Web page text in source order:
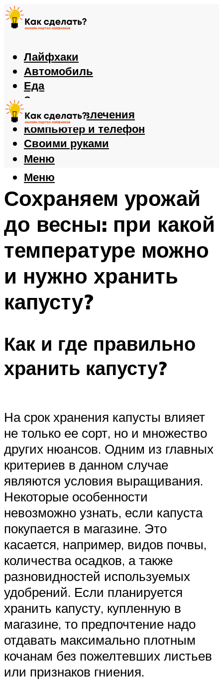
Лайфхаки
Автомобиль
Еда
Здоровье
Игры и развлечения
Компьютер и телефон
Своими руками
Меню
Меню
Сохраняем урожай
до весны: при какой
температуре можно
и нужно хранить
капусту?
Как и где правильно
хранить капусту?
На срок хранения капусты влияет
не только ее сорт, но и множество
других нюансов. Одним из главных
критериев в данном случае
являются условия выращивания.
Некоторые особенности
невозможно узнать, если капуста
покупается в магазине. Это
касается, например, видов почвы,
количества осадков, а также
разновидностей используемых
удобрений. Если планируется
хранить капусту, купленную в
магазине, то предпочтение надо
отдавать максимально плотным
кочанам без пожелтевших листьев
или признаков гниения.